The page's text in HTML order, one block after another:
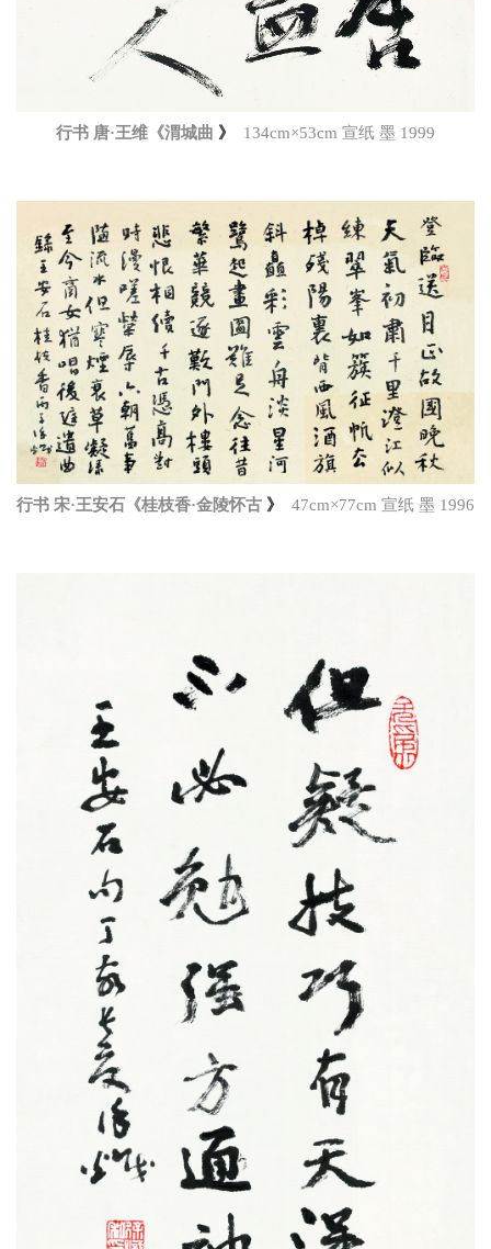
行书 唐·王维《渭城曲 》 134cm×53cm 宣纸 墨 1999
行书 宋·王安石《桂枝香·金陵怀古 》 47cm×77cm 宣纸 墨 1996